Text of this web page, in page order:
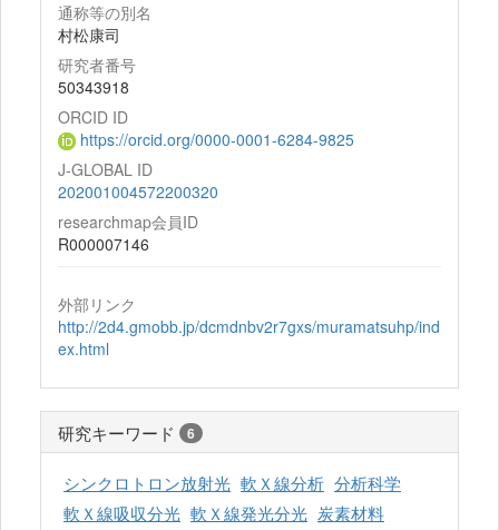
通称等の別名
村松康司
研究者番号
50343918
ORCID ID
https://orcid.org/0000-0001-6284-9825
J-GLOBAL ID
202001004572200320
researchmap会員ID
R000007146
外部リンク
http://2d4.gmobb.jp/dcmdnbv2r7gxs/muramatsuhp/ind
ex.html
研究キーワード 6
シンクロトロン放射光 軟Ｘ線分析 分析科学
軟Ｘ線吸収分光 軟Ｘ線発光分光 炭素材料